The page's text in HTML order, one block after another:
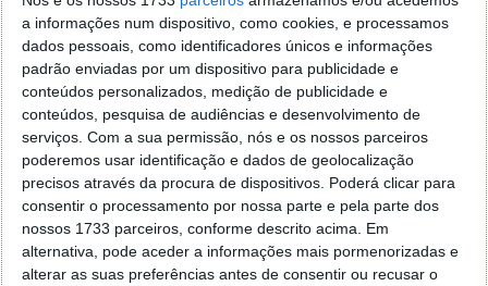
a informações num dispositivo, como cookies, e processamos
dados pessoais, como identificadores únicos e informações
padrão enviadas por um dispositivo para publicidade e
conteúdos personalizados, medição de publicidade e
conteúdos, pesquisa de audiências e desenvolvimento de
serviços. Com a sua permissão, nós e os nossos parceiros
poderemos usar identificação e dados de geolocalização
precisos através da procura de dispositivos. Poderá clicar para
consentir o processamento por nossa parte e pela parte dos
nossos 1733 parceiros, conforme descrito acima. Em
alternativa, pode aceder a informações mais pormenorizadas e
alterar as suas preferências antes de consentir ou recusar o
Adreno 515, 4 GB de RAM e um armazenamento
interno de 64 GB.
Para fotografia, este equipamento deve vir com uma
câmara principal de 13 MP com autofocus e Flash
Dual-LED e uma câmara frontal de 5 MP.
Adicionalmente, integra ainda Bluetooth 4.2,
WiFi802.11a/b/g/n/ac, bateria de 4100 mAh e Android
6.0 personalizado com MIUI 8.1. Este modelo traz3
cores disponíveis (dourado, preteado e cinzento).